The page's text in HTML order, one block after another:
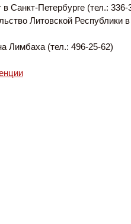
Санкт-Петербурге (тел.: 336-
Литовской Республики
Лимбаха (тел.: 496-25-62)